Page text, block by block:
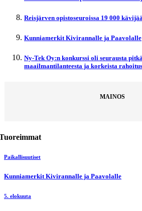
Reisjärven opistoseuroissa 19 000 kävijää
Kunniamerkit Kivirannalle ja Paavolalle
Ny-Tek Oy:n konkurssi oli seurausta
maailmantilanteesta ja korkeista
MAINOS
Paikallisuutiset
Kunniamerkit Kivirannalle ja Paavolalle
5. elokuuta